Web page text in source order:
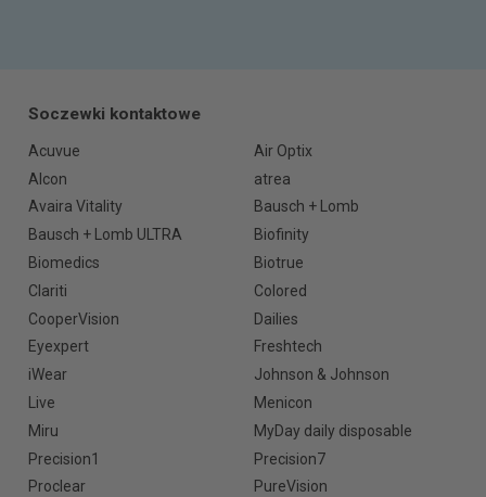
Soczewki kontaktowe
Acuvue
Air Optix
Alcon
atrea
Avaira Vitality
Bausch + Lomb
Bausch + Lomb ULTRA
Biofinity
Biomedics
Biotrue
Clariti
Colored
CooperVision
Dailies
Eyexpert
Freshtech
iWear
Johnson & Johnson
Live
Menicon
Miru
MyDay daily disposable
Precision1
Precision7
Proclear
PureVision